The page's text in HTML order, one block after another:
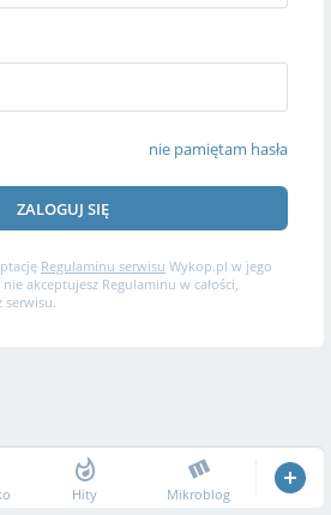
nie pamiętam hasła
ZALOGUJ SIĘ
Regulaminu serwisu Wykop.pl w jego
akceptujesz Regulaminu w całości,
serwisu.
Hity Mikroblog